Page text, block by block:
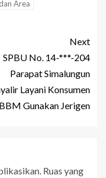
Area
Next
SPBU No. 14-***-204
Parapat Simalungun
Layani Konsumen
Gunakan Jerigen
Ruas yang